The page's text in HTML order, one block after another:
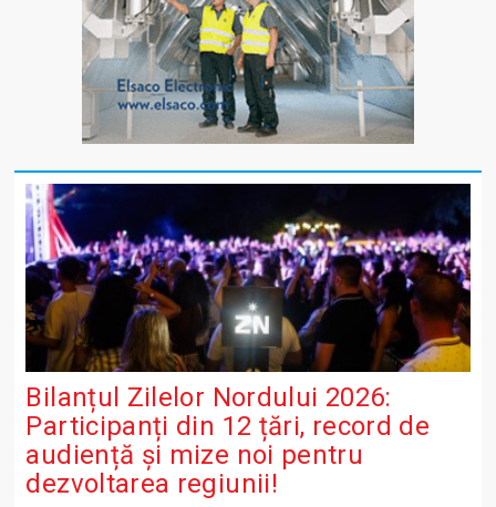
Bilanțul Zilelor Nordului 2026:
Participanți din 12 țări, record de
audiență și mize noi pentru
dezvoltarea regiunii!